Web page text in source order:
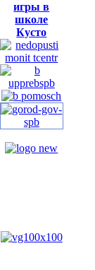
игры в
школе
Кусто